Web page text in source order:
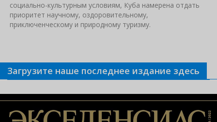
социально-культурным условиям, Куба намерена отдать
приоритет научному, оздоровительному,
приключенческому и природному туризму.
Связанные новости
Загрузите наше последнее издание здесь